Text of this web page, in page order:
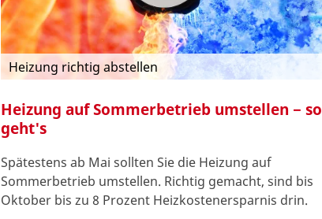
Heizung richtig abstellen
Heizung auf Sommerbetrieb umstellen − so
geht's
Spätestens ab Mai sollten Sie die Heizung auf
Sommerbetrieb umstellen. Richtig gemacht, sind bis
Oktober bis zu 8 Prozent Heizkostenersparnis drin.